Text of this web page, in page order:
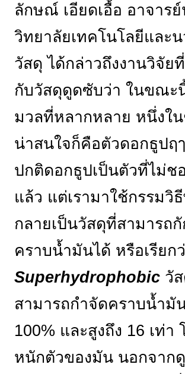
ลักษณ์ เอียดเอื้อ อาจารย์
วิทยาลัยเทคโนโลยีและ
วัสดุ ได้กล่าวถึงงานวิจัย
กับวัสดุดูดซับว่า ในขณะ
มวลที่หลากหลาย หนึ่งใ
น่าสนใจก็คือตัวดอกธูปฤ
ปกติดอกธูปเป็นตัวที่ไม่ช
แล้ว แต่เรามาใช้กรรมวิ
กลายเป็นวัสดุที่สามารถกั
คราบน้ำมันได้ หรือเรียก
Superhydrophobic วั
สามารถกำจัดคราบน้ำมั
100% และสูงถึง 16 เท่า
หนักตัวของมัน นอกจาก